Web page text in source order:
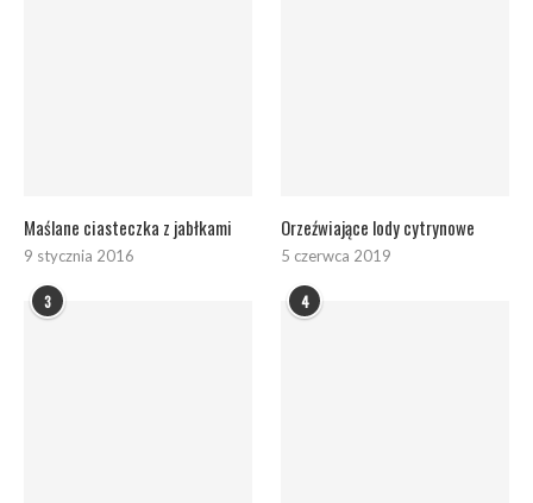
Maślane ciasteczka z jabłkami
9 stycznia 2016
Orzeźwiające lody cytrynowe
5 czerwca 2019
3 4